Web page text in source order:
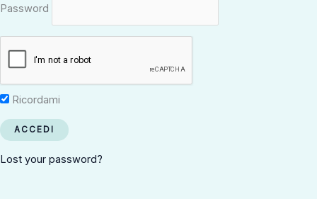
Password
Ricordami
Lost your password?